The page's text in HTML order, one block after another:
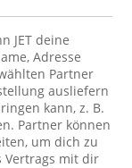
JET deine
Adresse
Partner
ausliefern
kann, z. B.
Partner können
um dich zu
Vertrags mit dir